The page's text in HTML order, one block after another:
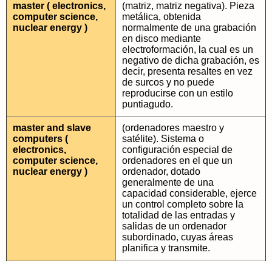
master ( electronics,
computer science,
nuclear energy )
(matriz, matriz negativa). Pieza
metálica, obtenida
normalmente de una grabación
en disco mediante
electroformación, la cual es un
negativo de dicha grabación, es
decir, presenta resaltes en vez
de surcos y no puede
reproducirse con un estilo
puntiagudo.
master and slave
computers (
electronics,
computer science,
nuclear energy )
(ordenadores maestro y
satélite). Sistema o
configuración especial de
ordenadores en el que un
ordenador, dotado
generalmente de una
capacidad considerable, ejerce
un control completo sobre la
totalidad de las entradas y
salidas de un ordenador
subordinado, cuyas áreas
planifica y transmite.